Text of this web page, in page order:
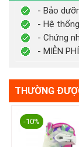
- Bảo
- Hệ
- Chứng
- MIỄN
THƯỜNG
-10%